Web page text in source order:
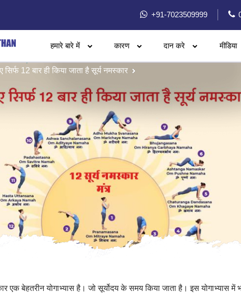
+91-7023509999
हमारे बारे में कारण दान करे मीडिया
सिर्फ 12 बार ही किया जाता है सूर्य नमस्कार
एक बेहतरीन योगाभ्यास है। जो सूर्योदय के समय किया जाता है। इस